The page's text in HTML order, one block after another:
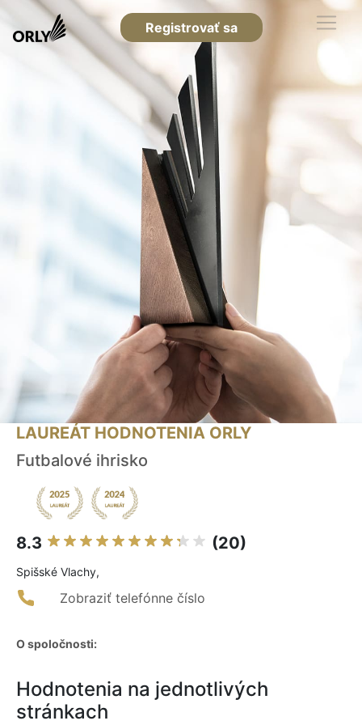
Registrovať sa
LAUREÁT HODNOTENIA ORLY
Futbalové ihrisko
8.3 (20)
Spišské Vlachy,
Zobraziť telefónne číslo
O spoločnosti:
Hodnotenia na jednotlivých
stránkach